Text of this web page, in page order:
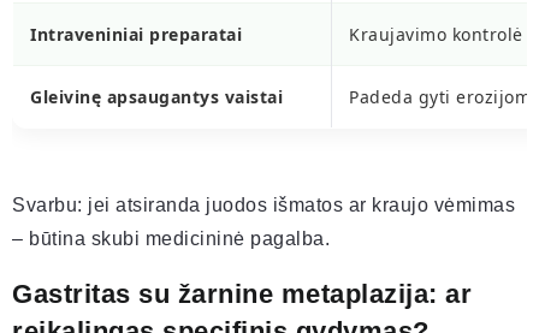
Intraveniniai preparatai Kraujavimo kontrolė
Gleivinę apsaugantys vaistai Padeda gyti erozijoms
Svarbu: jei atsiranda juodos išmatos ar kraujo vėmimas
– būtina skubi medicininė pagalba.
Gastritas su žarnine metaplazija: ar